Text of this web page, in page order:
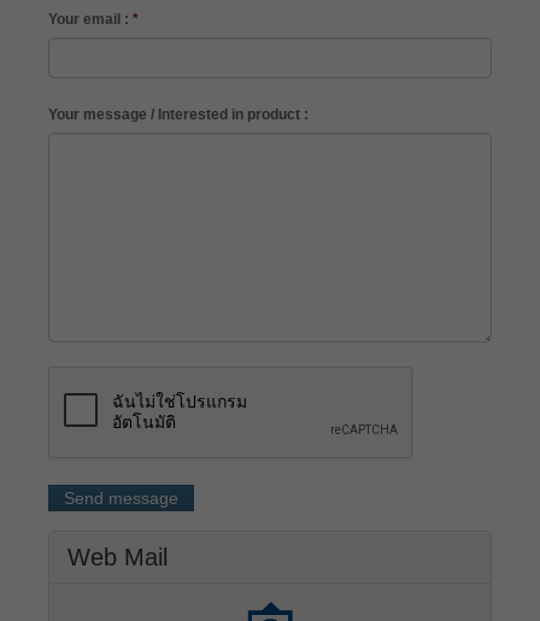
Your email : *
Your message / Interested in product :
Send message
Web Mail